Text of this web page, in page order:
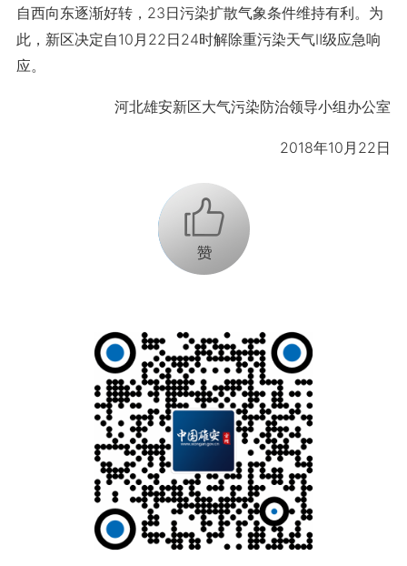
自西向东逐渐好转，23日污染扩散气象条件维持有利。为
此，新区决定自10月22日24时解除重污染天气Ⅱ级应急响
应。
河北雄安新区大气污染防治领导小组办公室
2018年10月22日
+1